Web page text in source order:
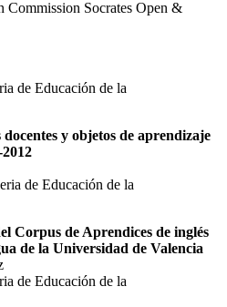
Commission Socrates Open &
de Educación de la
y objetos de aprendizaje
de Educación de la
Corpus de Aprendices de inglés
de la Universidad de Valencia
de Educación de la